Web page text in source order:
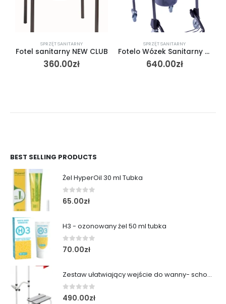
SPRZĘT SANITARNY
Fotel sanitarny NEW CLUB
360.00zł
SPRZĘT SANITARNY
Fotelo Wózek Sanitarny Składany BEST UP
640.00zł
BEST SELLING PRODUCTS
Żel HyperOil 30 ml Tubka
0out of 5
65.00zł
H3 - ozonowany żel 50 ml tubka
0out of 5
70.00zł
Zestaw ułatwiający wejście do wanny- schodek z poręczą
0out of 5
490.00zł